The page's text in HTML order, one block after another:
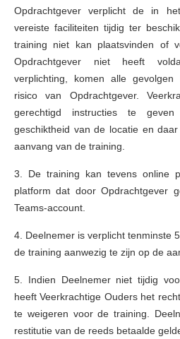
Opdrachtgever verplicht de in
vereiste faciliteiten tijdig ter
training niet kan plaatsvinden of
Opdrachtgever niet heeft
verplichting, komen alle
risico van Opdrachtgever.
gerechtigd instructies te
geschiktheid van de locatie en
aanvang van de training.
3. De training kan tevens online
platform dat door Opdrachtgever
Teams-account.
4. Deelnemer is verplicht tenminste
de training aanwezig te zijn op de
5. Indien Deelnemer niet tijdig
heeft Veerkrachtige Ouders het
te weigeren voor de training.
restitutie van de reeds betaalde